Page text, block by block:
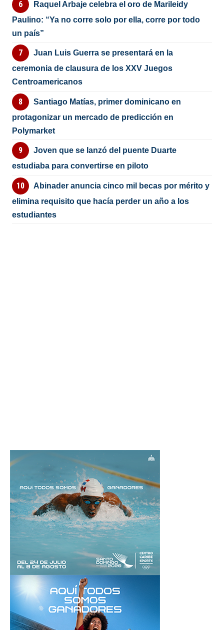
Raquel Arbaje celebra el oro de Marileidy
Paulino: “Ya no corre solo por ella, corre por todo
un país”
Juan Luis Guerra se presentará en la
ceremonia de clausura de los XXV Juegos
Centroamericanos
Santiago Matías, primer dominicano en
protagonizar un mercado de predicción en
Polymarket
Joven que se lanzó del puente Duarte
estudiaba para convertirse en piloto
Abinader anuncia cinco mil becas por mérito y
elimina requisito que hacía perder un año a los
estudiantes